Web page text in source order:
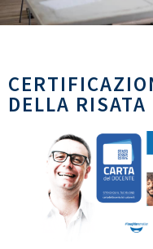
DELLA RISATA